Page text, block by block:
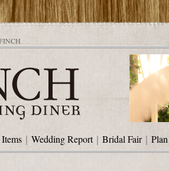
｜ Wedding Report｜ Bridal Fair｜ Plan